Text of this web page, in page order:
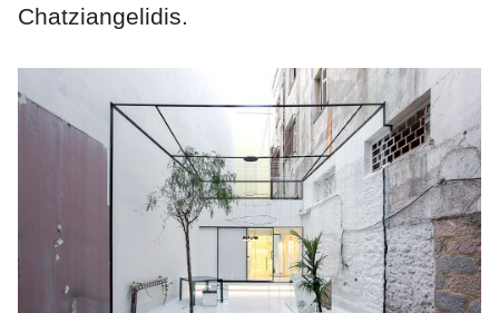
Chatziangelidis.